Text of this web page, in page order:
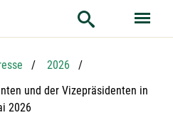
2026
und der Vizepräsidenten in
2026